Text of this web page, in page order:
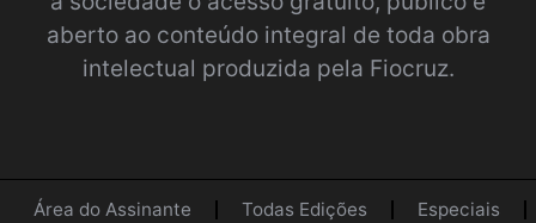
aberto ao conteúdo integral de toda obra
intelectual produzida pela Fiocruz.
Área do Assinante Todas Edições Especiais